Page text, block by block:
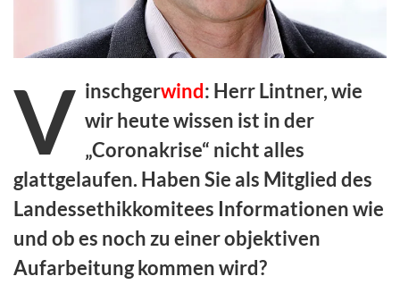
V inschgerwind: Herr Lintner, wie
wir heute wissen ist in der
„Coronakrise“ nicht alles
glattgelaufen. Haben Sie als Mitglied des
Landessethikkomitees Informationen wie
und ob es noch zu einer objektiven
Aufarbeitung kommen wird?